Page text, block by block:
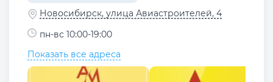
Новосибирск, улица Авиастроителей, 4
пн-вс 10:00-19:00
Показать все адреса